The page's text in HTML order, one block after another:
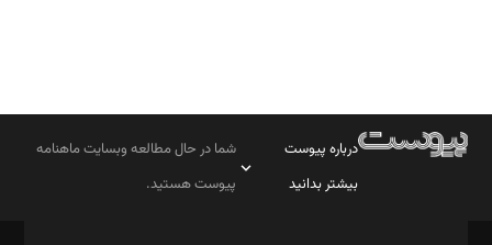
درباره پیوست
بیشتر بدانید
شما در حال مطالعه وبسایت ماهنامه
پیوست هستید.